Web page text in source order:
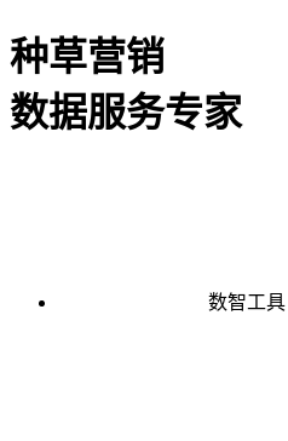
种草营销
数据服务专家
数智工具